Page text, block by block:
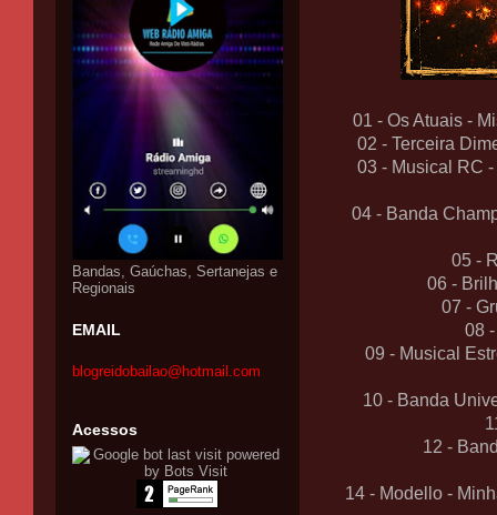
01 - Os Atuais -
02 - Terceira
03 - Musical RC
04 - Banda
05 -
06 -
07 -
08
09 - Musical
10 - Banda
12 -
14 - Modello -
Bandas, Gaúchas, Sertanejas e
Regionais
EMAIL
blogreidobailao@hotmail.com
Acessos